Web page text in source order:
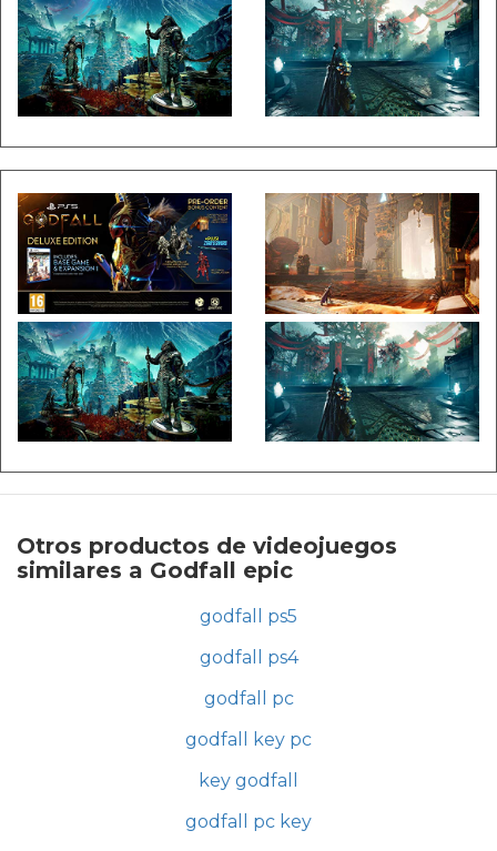
Otros productos de videojuegos
similares a Godfall epic
godfall ps5
godfall ps4
godfall pc
godfall key pc
key godfall
godfall pc key